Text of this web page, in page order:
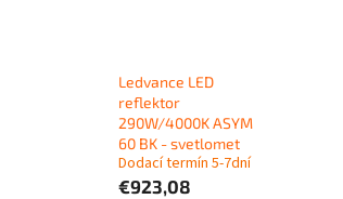
Ledvance LED
reflektor
290W/4000K ASYM
60 BK - svetlomet
Dodací termín 5-7dní
€923,08